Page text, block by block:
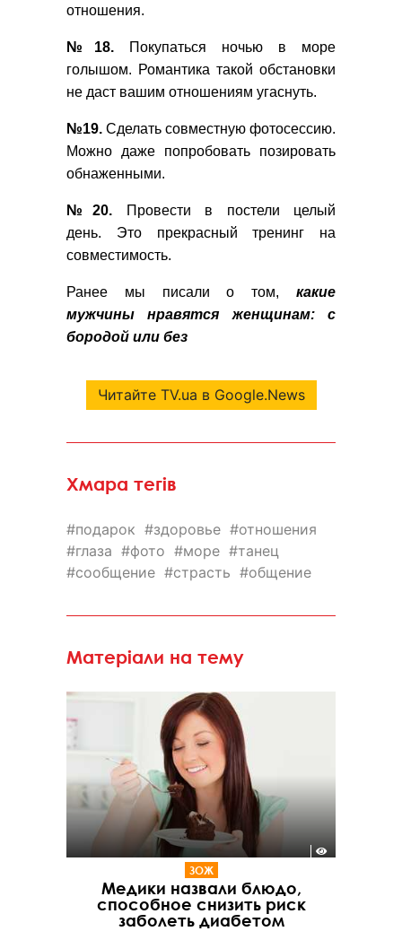
отношения.
№18. Покупаться ночью в море
голышом. Романтика такой обстановки
не даст вашим отношениям угаснуть.
№19. Сделать совместную фотосессию.
Можно даже попробовать позировать
обнаженными.
№20. Провести в постели целый
день. Это прекрасный тренинг на
совместимость.
Ранее мы писали о том, какие
мужчины нравятся женщинам: с
бородой или без
Читайте TV.ua в Google.News
Хмара тегів
подарок здоровье
отношения
глаза
фото море
танец
сообщение
страсть общение
Матеріали на тему
ЗОЖ
Медики назвали блюдо,
способное снизить риск
заболеть диабетом